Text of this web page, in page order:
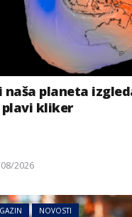
naša planeta
kliker
2026
NOVOSTI